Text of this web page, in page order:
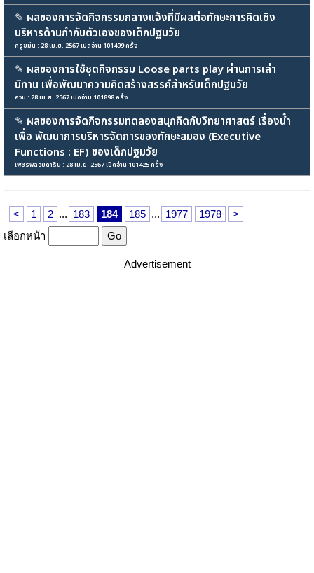
✎ ผลของการจัดกิจกรรมกลางแจ้งที่มีผลต่อทักษะการคิดเชิง
บริหารด้านกำกับตัวเองของเด็กปฐมวัย
ครูขมิ้น : 28 เม.ย. 2567 เปิดอ่าน 101499 ครั้ง
✎ ผลของการใช้ชุดกิจกรรม Loose parts play ผ่านการเล่า
นิทาน เพื่อพัฒนาความคิดสร้างสรรค์สำหรับเด็กปฐมวัย
ควีน : 28 เม.ย. 2567 เปิดอ่าน 101898 ครั้ง
✎ ผลของการจัดกิจกรรมทดลองสนุกคิดกับวิทยาศาสตร์ เรื่องน้ำ
เพื่อ พัฒนาการบริหารจัดการของทักษะสมอง (Executive
Functions : EF) ของเด็กปฐมวัย
เพชรพลอยดาริน : 28 เม.ย. 2567 เปิดอ่าน 101425 ครั้ง
< 1 2 ... 183 184 185 ... 1977 1978
>
เลือกหน้า
Advertisement